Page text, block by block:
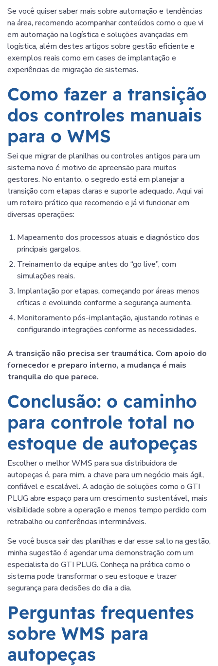
Se você quiser saber mais sobre automação e tendências
na área, recomendo acompanhar conteúdos como o que vi
em automação na logística e soluções avançadas em
logística, além destes artigos sobre gestão eficiente e
exemplos reais como em cases de implantação e
experiências de migração de sistemas.
Como fazer a transição
dos controles manuais
para o WMS
Sei que migrar de planilhas ou controles antigos para um
sistema novo é motivo de apreensão para muitos
gestores. No entanto, o segredo está em planejar a
transição com etapas claras e suporte adequado. Aqui vai
um roteiro prático que recomendo e já vi funcionar em
diversas operações:
Mapeamento dos processos atuais e diagnóstico dos
principais gargalos.
Treinamento da equipe antes do “go live”, com
simulações reais.
Implantação por etapas, começando por áreas menos
críticas e evoluindo conforme a segurança aumenta.
Monitoramento pós-implantação, ajustando rotinas e
configurando integrações conforme as necessidades.
A transição não precisa ser traumática. Com apoio do
fornecedor e preparo interno, a mudança é mais
tranquila do que parece.
Conclusão: o caminho
para controle total no
estoque de autopeças
Escolher o melhor WMS para sua distribuidora de
autopeças é, para mim, a chave para um negócio mais ágil,
confiável e escalável. A adoção de soluções como o GTI
PLUG abre espaço para um crescimento sustentável, mais
visibilidade sobre a operação e menos tempo perdido com
retrabalho ou conferências intermináveis.
Se você busca sair das planilhas e dar esse salto na gestão,
minha sugestão é agendar uma demonstração com um
especialista do GTI PLUG. Conheça na prática como o
sistema pode transformar o seu estoque e trazer
segurança para decisões do dia a dia.
Perguntas frequentes
sobre WMS para
autopeças